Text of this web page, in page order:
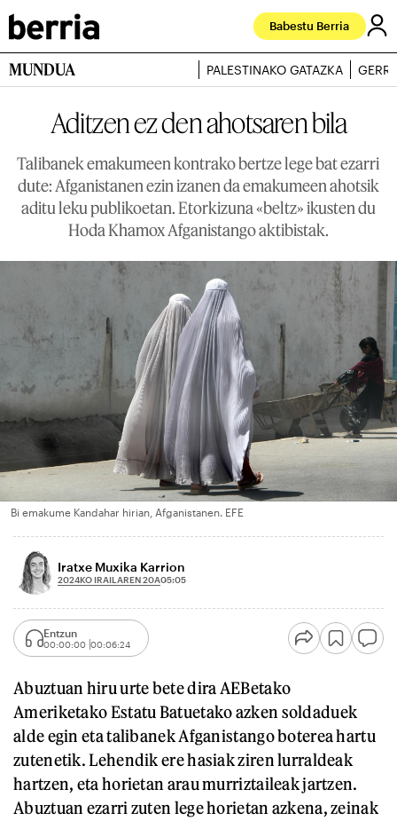
Babestu Berria
MUNDUA PALESTINAKO GATAZKA
Aditzen ez den ahotsaren bila
Talibanek emakumeen kontrako bertze lege bat ezarri
dute: Afganistanen ezin izanen da emakumeen ahotsik
aditu leku publikoetan. Etorkizuna «beltz» ikusten du
Hoda Khamox Afganistango aktibistak.
Bi emakume Kandahar hirian, Afganistanen. EFE
Iratxe Muxika Karrion
2024KO IRAILAREN 20A05:05
Entzun
00:00:00 00:06:24
Abuztuan hiru urte bete dira AEBetako
Ameriketako Estatu Batuetako azken soldaduek
alde egin eta talibanek Afganistango boterea hartu
zutenetik. Lehendik ere hasiak ziren lurraldeak
hartzen, eta horietan arau murriztaileak jartzen.
Abuztuan ezarri zuten lege horietan azkena, zeinak